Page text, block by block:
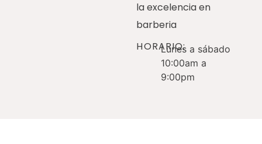
la excelencia en
barberia
HORARIO:Lunes a sábado
10:00am a
9:00pm